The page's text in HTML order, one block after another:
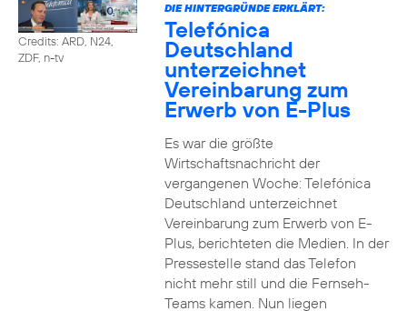
Credits: ARD, N24,
ZDF, n-tv
DIE HINTERGRÜNDE ERKLÄRT:
Telefónica
Deutschland
unterzeichnet
Vereinbarung zum
Erwerb von E-Plus
Es war die größte
Wirtschaftsnachricht der
vergangenen Woche: Telefónica
Deutschland unterzeichnet
Vereinbarung zum Erwerb von E-
Plus, berichteten die Medien. In der
Pressestelle stand das Telefon
nicht mehr still und die Fernseh-
Teams kamen. Nun liegen